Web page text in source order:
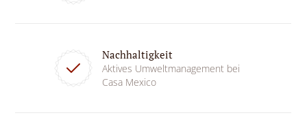
Nachhaltigkeit
Aktives Umweltmanagement bei
Casa Mexico